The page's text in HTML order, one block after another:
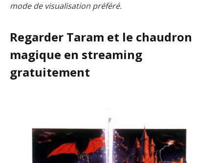
mode de visualisation préféré.
Regarder Taram et le chaudron
magique en streaming
gratuitement